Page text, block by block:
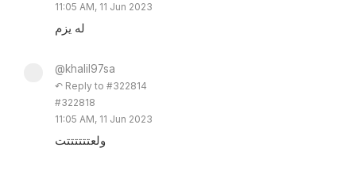
11:05 AM, 11 Jun 2023
له يزم
@khalil97sa
↶ Reply to #322814
#322818
11:05 AM, 11 Jun 2023
ولعتتتتتتت